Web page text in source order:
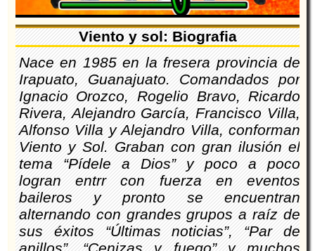
Viento y sol: Biografia
Nace en 1985 en la fresera provincia de
Irapuato, Guanajuato. Comandados por
Ignacio Orozco, Rogelio Bravo, Ricardo
Rivera, Alejandro García, Francisco Villa,
Alfonso Villa y Alejandro Villa, conforman
Viento y Sol. Graban con gran ilusión el
tema “Pídele a Dios” y poco a poco
logran entrr con fuerza en eventos
baileros y pronto se encuentran
alternando con grandes grupos a raíz de
sus éxitos “Últimas noticias”, “Par de